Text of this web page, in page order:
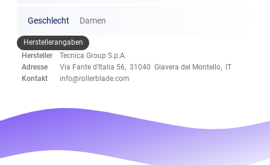
Geschlecht Damen
Herstellerangaben
Hersteller
Tecnica Group S.p.A.
Adresse
Via Fante d’Italia 56, 31040 Giavera del Montello, IT
Kontakt
info@rollerblade.com